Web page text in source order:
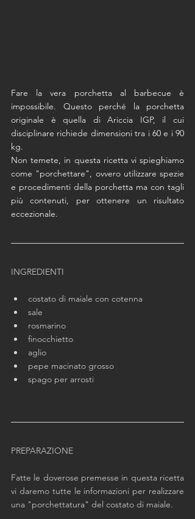
Fare la vera porchetta al barbecue è
impossibile. Questo perché la porchetta
originale è quella di Ariccia IGP, il cui
disciplinare richiede dimensioni tra i 60 e i 90
kg.
Non temete, in questa ricetta vi spieghiamo
come "porchettare", ovvero utilizzare spezie
e procedimenti della porchetta ma con tagli
più contenuti, per ottenere un risultato
eccezionale.
INGREDIENTI
costato di maiale con cotenna
sale
rosmarino
finocchietto
aglio
pepe macinato grosso
spago per arrosti
PREPARAZIONE
Fatte le doverose premesse in questa ricetta
vi daremo tutte le informazioni per realizzare
una "porchettatura" del costato di maiale.